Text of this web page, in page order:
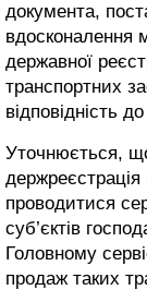
документа,
вдосконалення
державної
транспортних
відповідність
Уточнюється,
проводитися
суб’єктів
Головному
продаж таких